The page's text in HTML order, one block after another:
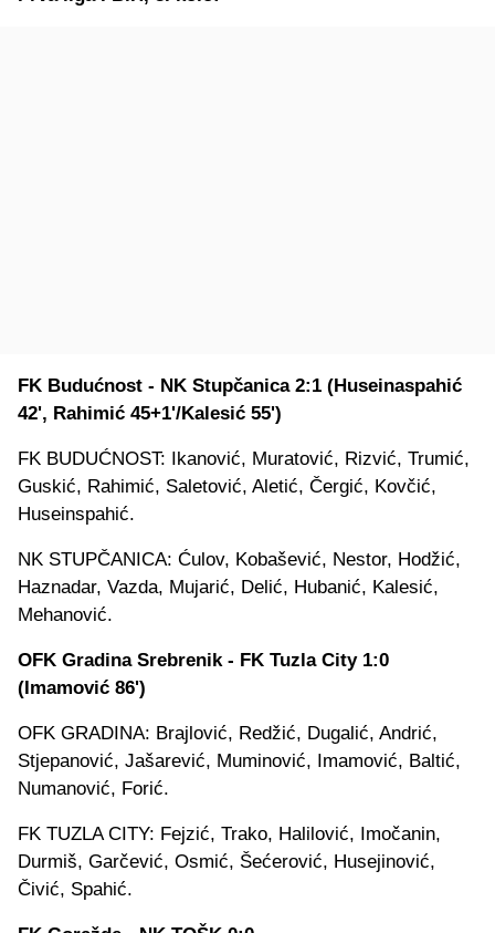
FK Budućnost - NK Stupčanica 2:1 (Huseinaspahić
42', Rahimić 45+1'/Kalesić 55')
FK BUDUĆNOST: Ikanović, Muratović, Rizvić, Trumić,
Guskić, Rahimić, Saletović, Aletić, Čergić, Kovčić,
Huseinspahić.
NK STUPČANICA: Ćulov, Kobašević, Nestor, Hodžić,
Haznadar, Vazda, Mujarić, Delić, Hubanić, Kalesić,
Mehanović.
OFK Gradina Srebrenik - FK Tuzla City 1:0
(Imamović 86')
OFK GRADINA: Brajlović, Redžić, Dugalić, Andrić,
Stjepanović, Jašarević, Muminović, Imamović, Baltić,
Numanović, Forić.
FK TUZLA CITY: Fejzić, Trako, Halilović, Imočanin,
Durmiš, Garčević, Osmić, Šećerović, Husejinović,
Čivić, Spahić.